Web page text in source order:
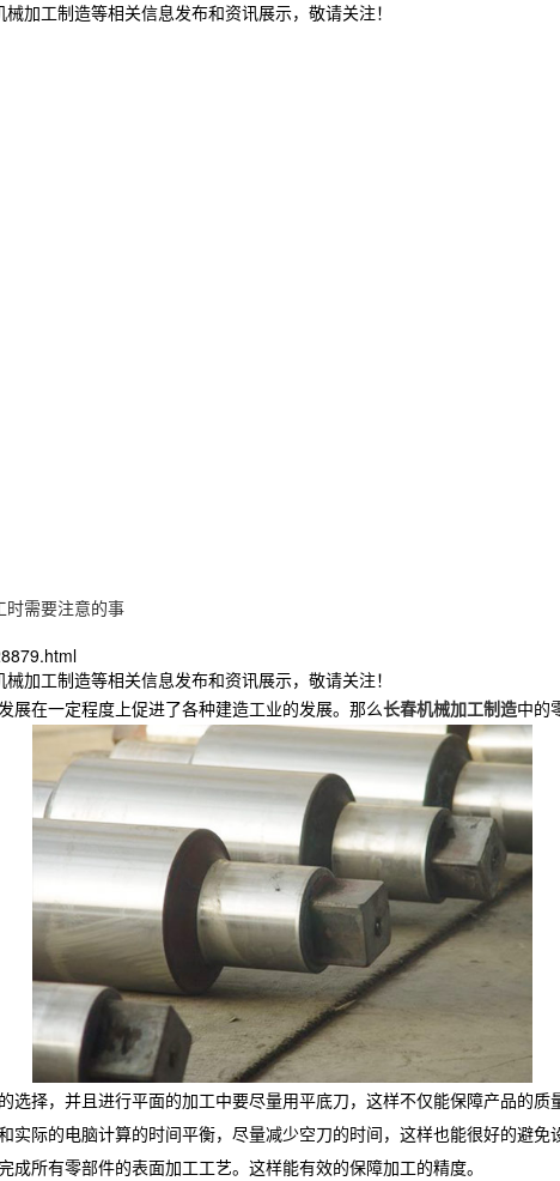
加工制造等相关信息发布和资讯展示，敬请关注！
时需要注意的事
加工制造等相关信息发布和资讯展示，敬请关注！
展在一定程度上促进了各种建造工业的发展。那么长春机械加工制造中的
择，并且进行平面的加工中要尽量用平底刀，这样不仅能保障产品的质
实际的电脑计算的时间平衡，尽量减少空刀的时间，这样也能很好的避免
所有零部件的表面加工工艺。这样能有效的保障加工的精度。